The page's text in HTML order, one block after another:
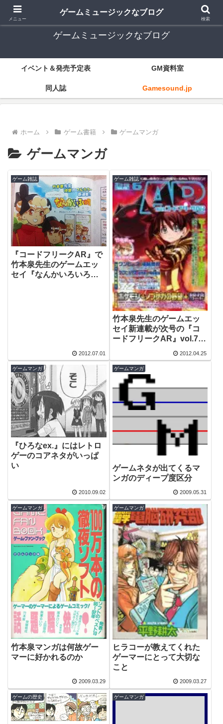
ゲーム音楽とレトロゲー中心
ゲームミュージックなブログ
イベント＆発売予定表 GM資料室
同人誌 Gamesound.jp
ホーム ゲーム書籍 ゲームマンガ
ゲームマンガ
ゲーム雑誌
『コードフリークAR』で
竹本泉先生のゲームエッ
セイ『なんかいろいろ』
2012.07.01
ゲーム雑誌
竹本泉先生のゲームエッ
セイ新連載が次号の『コ
ードフリークAR』vol.79
2012.04.25
ゲームマンガ
『ひろなex.』にはレトロ
ゲーのコアネタがいっぱ
い
2010.09.02
ゲームマンガ
ゲームネタが出てくるマ
ンガのディープ度区分
2009.05.31
ゲームマンガ
竹本泉マンガは何故ゲー
マーに好かれるのか
2009.03.29
ゲームマンガ
ヒラコーが教えてくれた
ゲーマーにとって大切な
こと
2009.03.27
ゲームの歴史 ゲームマンガ
メニュー
ゲームミュージックなブログ
検索